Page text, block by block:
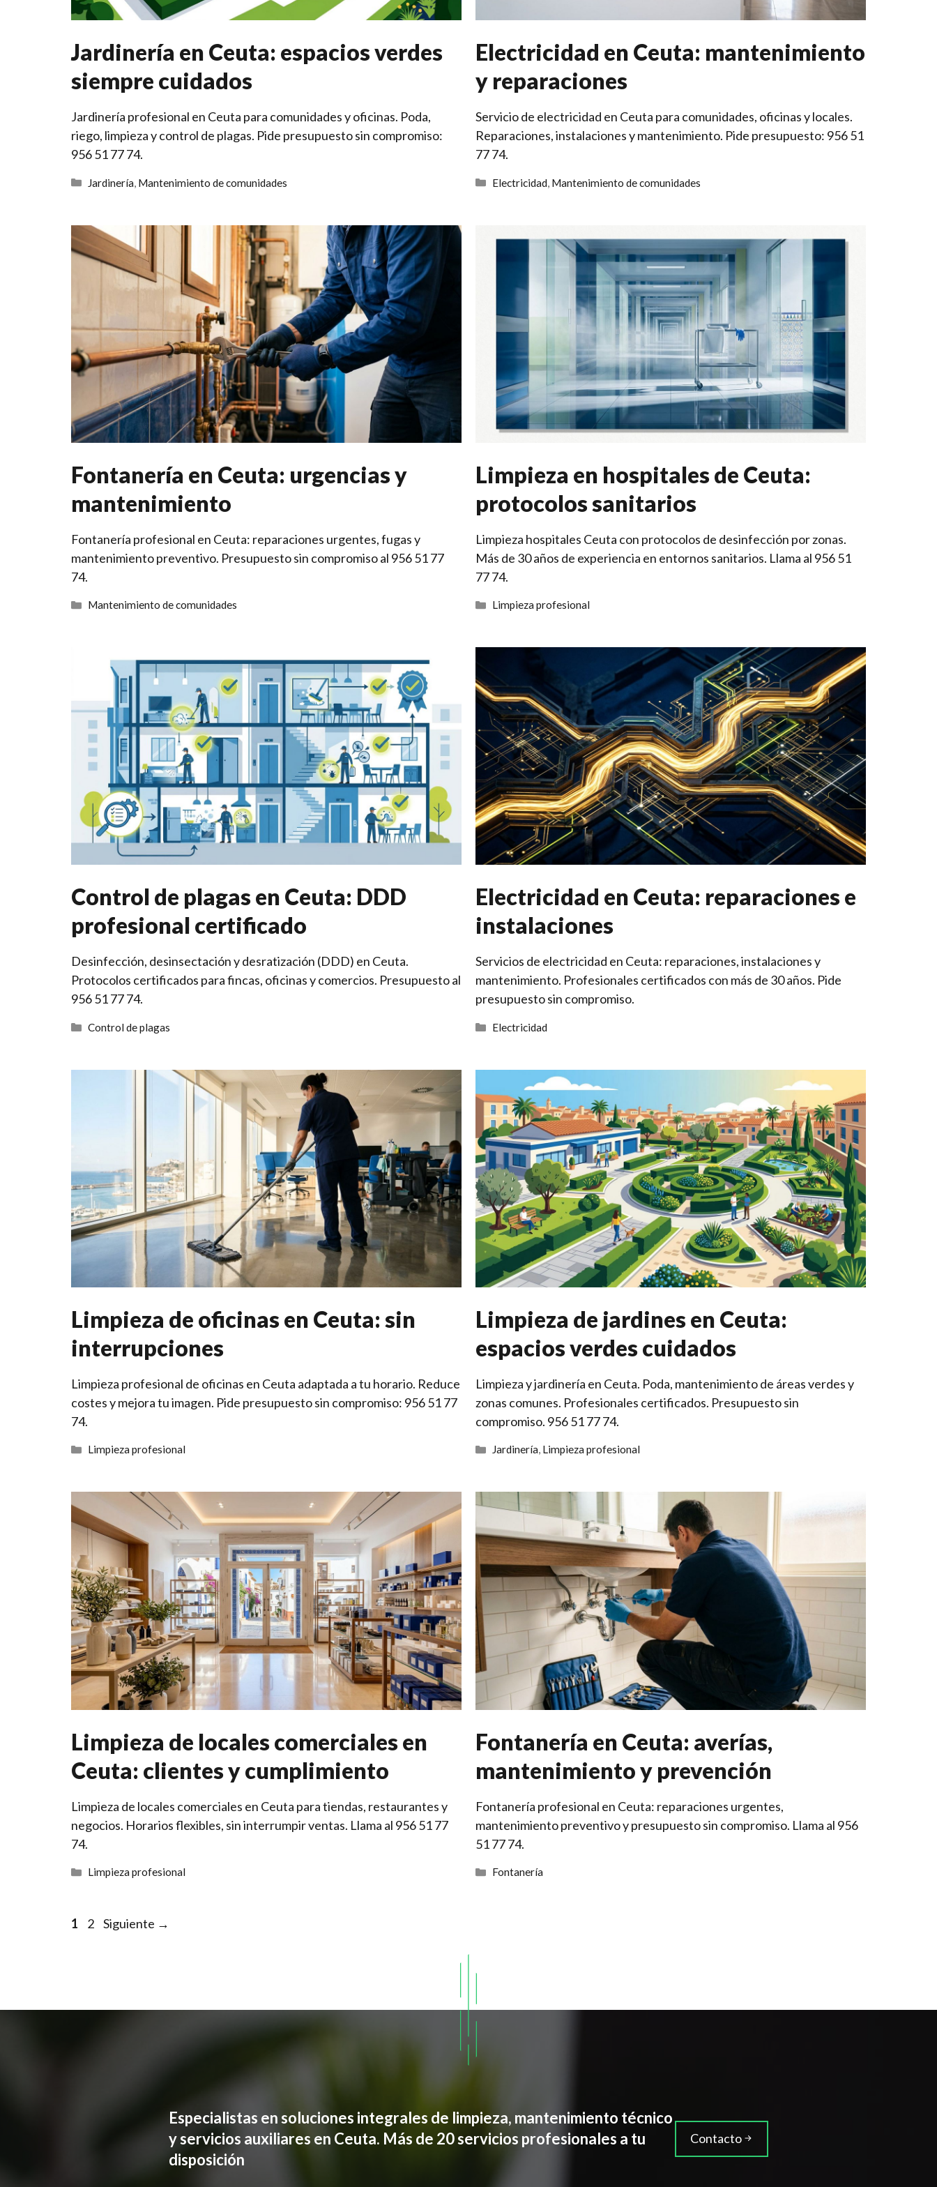
Jardinería en Ceuta: espacios verdes
siempre cuidados
Jardinería profesional en Ceuta para comunidades y oficinas. Poda,
riego, limpieza y control de plagas. Pide presupuesto sin compromiso:
956 51 77 74.
Categorías
Jardinería Mantenimiento de comunidades
Electricidad en Ceuta: mantenimiento
y reparaciones
Servicio de electricidad en Ceuta para comunidades, oficinas y locales.
Reparaciones, instalaciones y mantenimiento. Pide presupuesto: 956 51
77 74.
Categorías
Electricidad Mantenimiento de comunidades
Fontanería en Ceuta: urgencias y
mantenimiento
Fontanería profesional en Ceuta: reparaciones urgentes, fugas y
mantenimiento preventivo. Presupuesto sin compromiso al 956 51 77
74.
Categorías
Mantenimiento de comunidades
Limpieza en hospitales de Ceuta:
protocolos sanitarios
Limpieza hospitales Ceuta con protocolos de desinfección por zonas.
Más de 30 años de experiencia en entornos sanitarios. Llama al 956 51
77 74.
Categorías
Limpieza profesional
Control de plagas en Ceuta: DDD
profesional certificado
Desinfección, desinsectación y desratización (DDD) en Ceuta.
Protocolos certificados para fincas, oficinas y comercios. Presupuesto al
956 51 77 74.
Categorías
Control de plagas
Electricidad en Ceuta: reparaciones e
instalaciones
Servicios de electricidad en Ceuta: reparaciones, instalaciones y
mantenimiento. Profesionales certificados con más de 30 años. Pide
presupuesto sin compromiso.
Categorías
Electricidad
Limpieza de oficinas en Ceuta: sin
interrupciones
Limpieza profesional de oficinas en Ceuta adaptada a tu horario. Reduce
costes y mejora tu imagen. Pide presupuesto sin compromiso: 956 51 77
74.
Categorías
Limpieza profesional
Limpieza de jardines en Ceuta:
espacios verdes cuidados
Limpieza y jardinería en Ceuta. Poda, mantenimiento de áreas verdes y
zonas comunes. Profesionales certificados. Presupuesto sin
compromiso. 956 51 77 74.
Categorías
Jardinería, Limpieza profesional
Limpieza de locales comerciales en
Ceuta: clientes y cumplimiento
Limpieza de locales comerciales en Ceuta para tiendas, restaurantes y
negocios. Horarios flexibles, sin interrumpir ventas. Llama al 956 51 77
74.
Categorías
Limpieza profesional
Fontanería en Ceuta: averías,
mantenimiento y prevención
Fontanería profesional en Ceuta: reparaciones urgentes,
mantenimiento preventivo y presupuesto sin compromiso. Llama al 956
51 77 74.
Categorías
Fontanería
Página
1 Página
2 Siguiente →
Especialistas en soluciones integrales de limpieza, mantenimiento técnico
y servicios auxiliares en Ceuta. Más de 20 servicios profesionales a tu
disposición
Contacto